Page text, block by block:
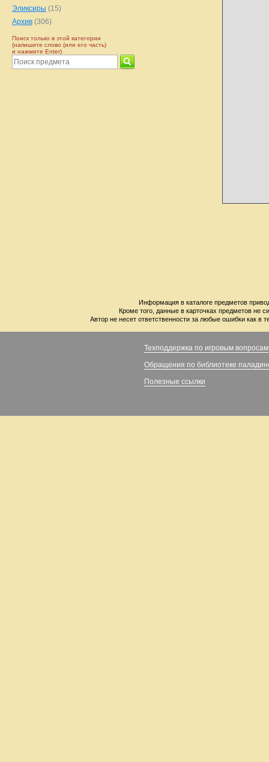
Эликсиры (15)
Архив (306)
Поиск только в этой категории
(напишите слово (или его часть)
и нажмите Enter)
Информация в каталоге предметов
Кроме того, данные в карточках предметов не
Автор не несет ответственности за любые ошибки как в
Техподдержка по игровым вопросам
Обращения по библиотеке
Полезные ссылки